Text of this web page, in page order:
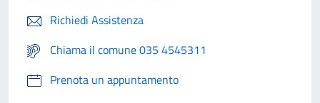
Richiedi Assistenza
Chiama il comune 035 4545311
Prenota un appuntamento